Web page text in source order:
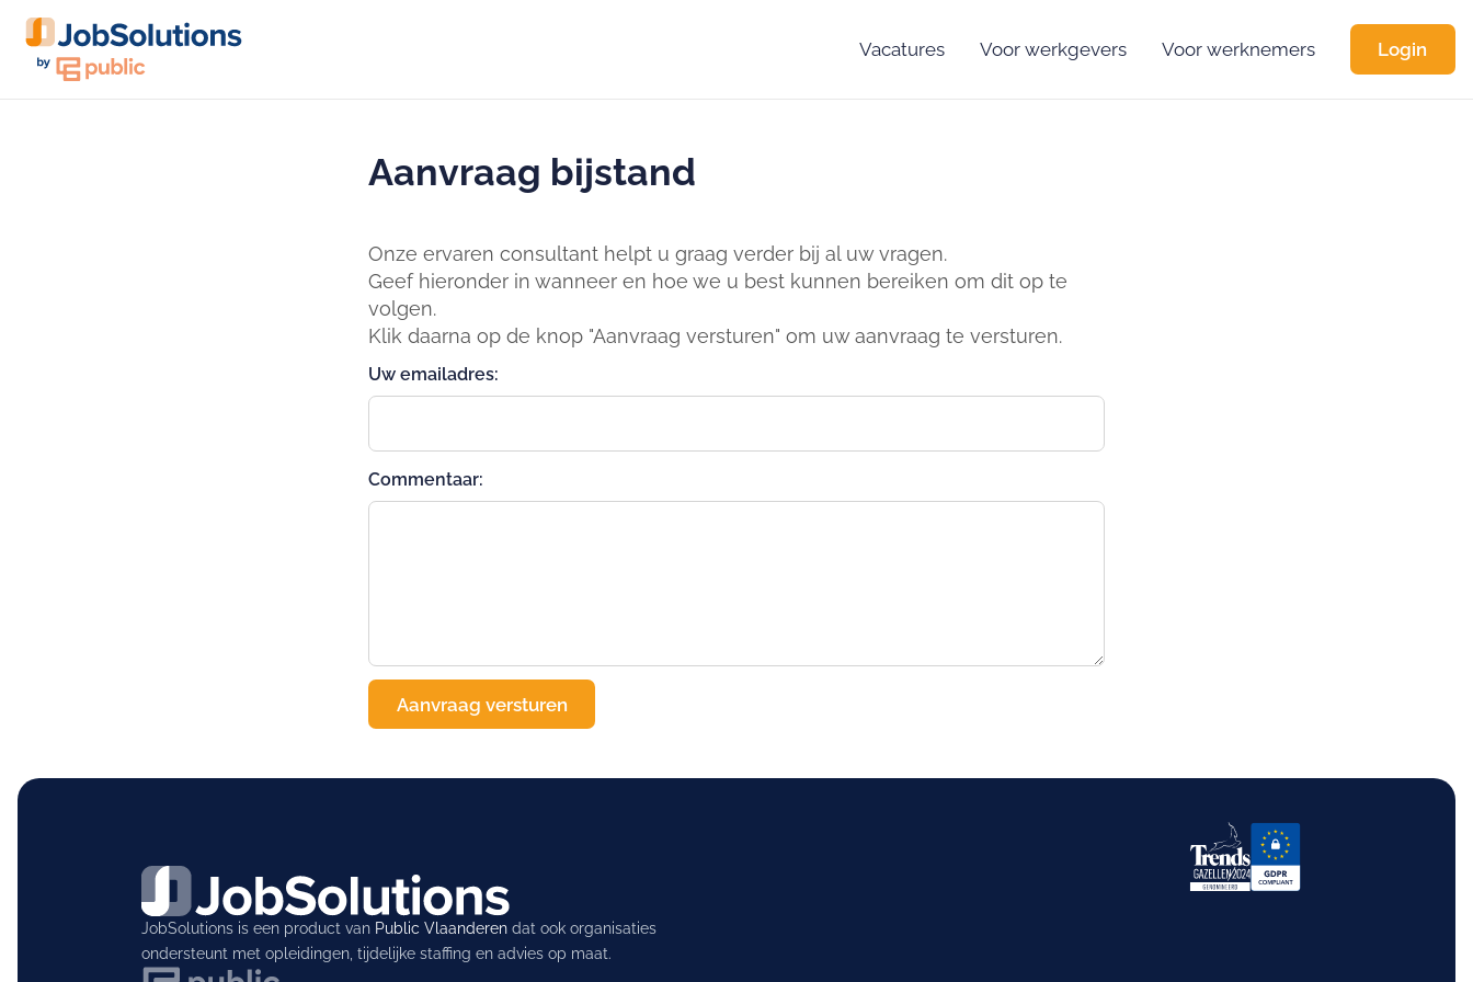
Vacatures Voor werkgevers Voor werknemers Login
Aanvraag bijstand
Onze ervaren consultant helpt u graag verder bij al uw vragen.
Geef hieronder in wanneer en hoe we u best kunnen bereiken om dit op te
volgen.
Klik daarna op de knop "Aanvraag versturen" om uw aanvraag te versturen.
Uw emailadres:
Commentaar:
JobSolutions is een product van Public Vlaanderendat ook organisaties
ondersteunt met opleidingen, tijdelijke staffing en advies op maat.